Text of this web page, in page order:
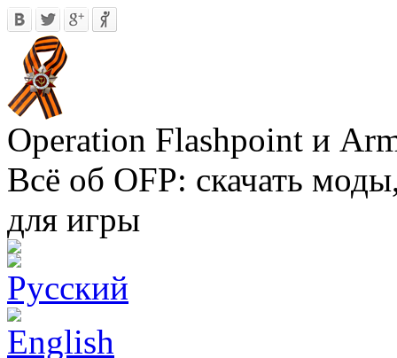
Operation Flashpoint и
Всё об OFP: скачать
для игры